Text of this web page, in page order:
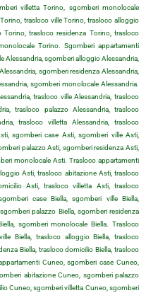
villetta Torino, sgomberi monolocale
trasloco ville Torino, trasloco alloggio
trasloco residenza Torino, trasloco
Torino. Sgomberi appartamenti
Alessandria, sgomberi alloggio Alessandria,
sgomberi residenza Alessandria,
sgomberi monolocale Alessandria.
trasloco ville Alessandria, trasloco
trasloco palazzo Alessandria, trasloco
trasloco villetta Alessandria, trasloco
sgomberi case Asti, sgomberi ville Asti,
palazzo Asti, sgomberi residenza Asti,
monolocale Asti. Trasloco appartamenti
Asti, trasloco abitazione Asti, trasloco
Asti, trasloco villetta Asti, trasloco
case Biella, sgomberi ville Biella,
palazzo Biella, sgomberi residenza
sgomberi monolocale Biella. Trasloco
Biella, trasloco alloggio Biella, trasloco
Biella, trasloco domicilio Biella, trasloco
Cuneo, sgomberi case Cuneo,
abitazione Cuneo, sgomberi palazzo
Cuneo, sgomberi villetta Cuneo, sgomberi